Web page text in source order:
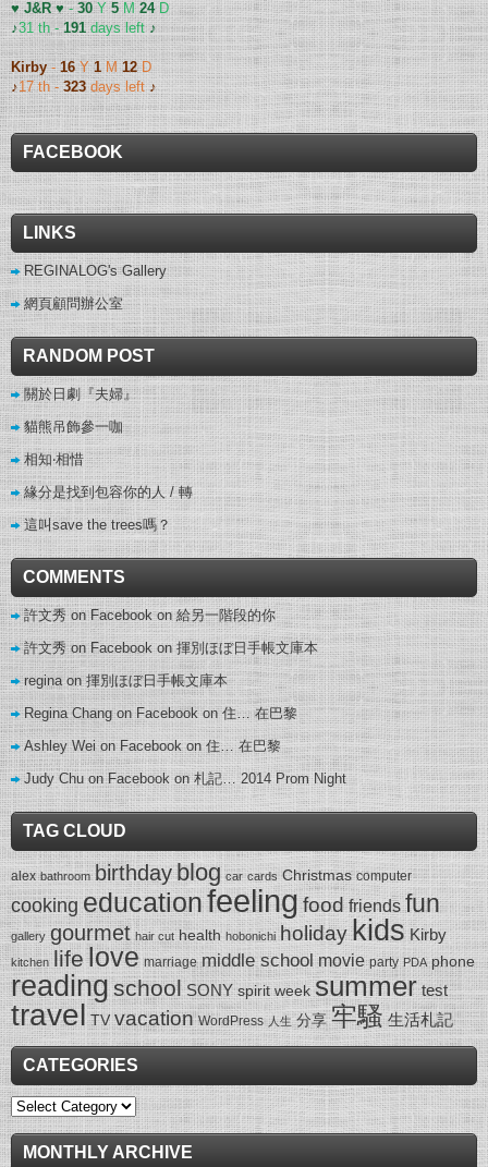
♥ J&R ♥-30Y5M 24D
♪31 th -191days left ♪
Kirby-16Y1M12D
♪17 th -323 days left♪
FACEBOOK
LINKS
REGINALOG's Gallery
網頁顧問辦公室
RANDOM POST
關於日劇『夫婦』
貓熊吊飾參一咖
相知‧相惜
緣分是找到包容你的人 / 轉
這叫save the trees嗎？
COMMENTS
許文秀 on Facebookon給另一階段的你
許文秀 on Facebookon揮別ほぼ日手帳文庫本
reginaon揮別ほぼ日手帳文庫本
Regina Chang on Facebookon住… 在巴黎
Ashley Wei on Facebookon住… 在巴黎
Judy Chu on Facebookon札記… 2014 Prom Night
TAG CLOUD
alex bathroom birthdayblog car cards Christmas computer
cooking educationfeeling food friends fun
gallery gourmet hair cut health hobonichi holiday kids Kirby
kitchen lifelove marriage middle school movie party PDA phone
reading school SONY spirit week summer test
travel TV vacation WordPress 人生 分享 牢騷 生活札記
CATEGORIES
Categories
MONTHLY ARCHIVE